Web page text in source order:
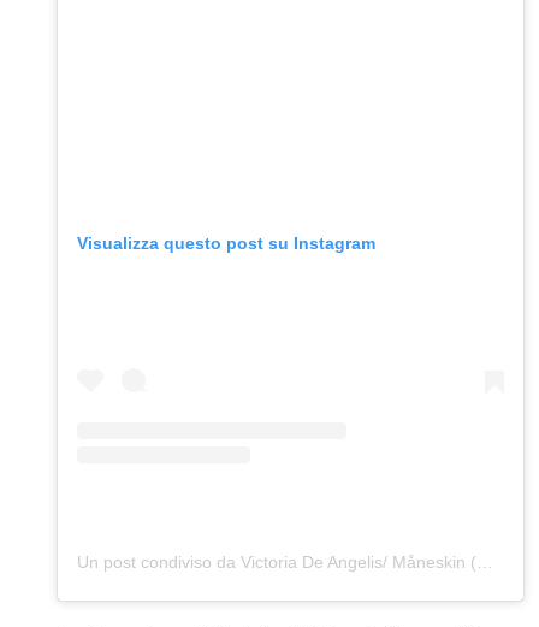
Visualizza questo post su Instagram